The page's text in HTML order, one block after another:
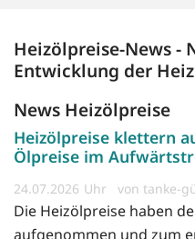
Heizölpreise-News -
Entwicklung der
News Heizölpreise
Heizölpreise klettern
Ölpreise im
24.07.2026 von tanke-
Die Heizölpreise haben
aufgenommen und zum